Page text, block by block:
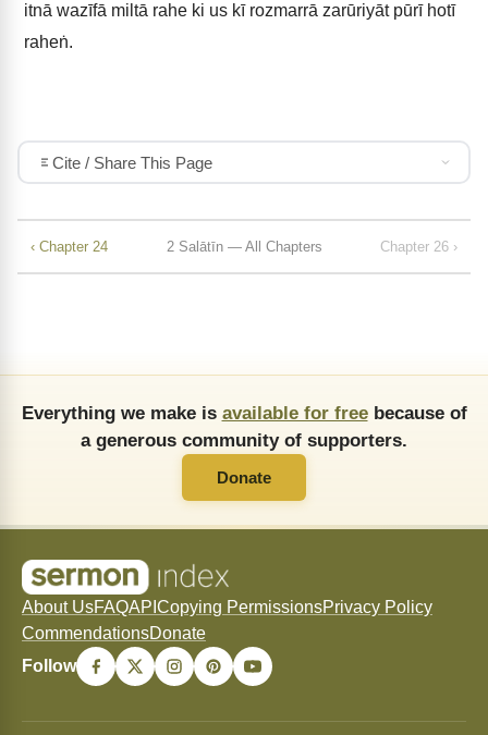
itnā wazīfā miltā rahe ki us kī rozmarrā zarūriyāt pūrī hotī
raheṅ.
Cite / Share This Page
‹ Chapter 24 2 Salātīn — All Chapters Chapter 26 ›
Everything we make is available for freebecause of
a generous community of supporters.
Donate
About UsFAQAPI Copying PermissionsPrivacy Policy
CommendationsDonate
Follow